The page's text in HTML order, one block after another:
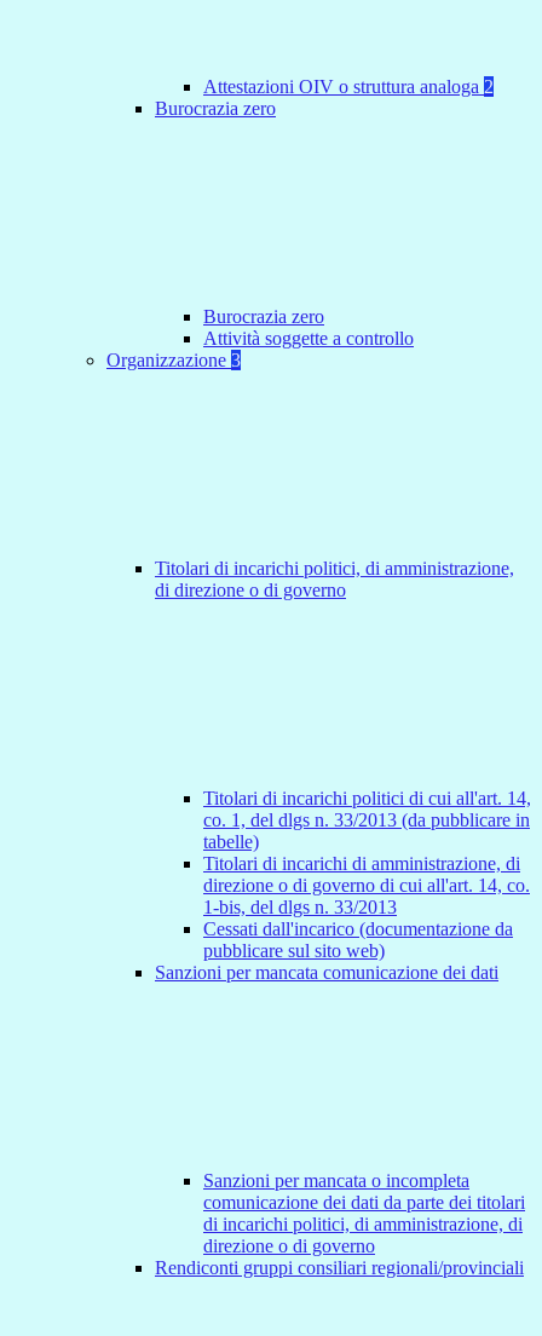
Attestazioni OIV o struttura analoga 2
Burocrazia zero
Burocrazia zero
Attività soggette a controllo
Organizzazione 3
Titolari di incarichi politici, di amministrazione,
di direzione o di governo
Titolari di incarichi politici di cui all'art. 14,
co. 1, del dlgs n. 33/2013 (da pubblicare in
tabelle)
Titolari di incarichi di amministrazione, di
direzione o di governo di cui all'art. 14, co.
1-bis, del dlgs n. 33/2013
Cessati dall'incarico (documentazione da
pubblicare sul sito web)
Sanzioni per mancata comunicazione dei dati
Sanzioni per mancata o incompleta
comunicazione dei dati da parte dei titolari
di incarichi politici, di amministrazione, di
direzione o di governo
Rendiconti gruppi consiliari regionali/provinciali